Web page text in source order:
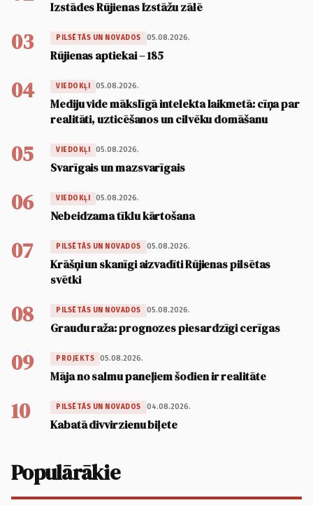
Izstādes Rūjienas Izstāžu zālē
03 PILSĒTĀS UN NOVADOS 05.08.2026.
Rūjienas aptiekai – 185
04 VIEDOKĻI 05.08.2026.
Mediju vide mākslīgā intelekta laikmetā: cīņa par
realitāti, uzticēšanos un cilvēku domāšanu
05 VIEDOKĻI 05.08.2026.
Svarīgais un mazsvarīgais
06 VIEDOKĻI 05.08.2026.
Nebeidzama tīklu kārtošana
07 PILSĒTĀS UN NOVADOS 05.08.2026.
Krāšņi un skanīgi aizvadīti Rūjienas pilsētas
svētki
08 PILSĒTĀS UN NOVADOS 05.08.2026.
Graudu raža: prognozes piesardzīgi cerīgas
09 PROJEKTS 05.08.2026.
Māja no salmu paneļiem šodien ir realitāte
10 PILSĒTĀS UN NOVADOS 04.08.2026.
Kabatā divvirzienu biļete
Populārākie